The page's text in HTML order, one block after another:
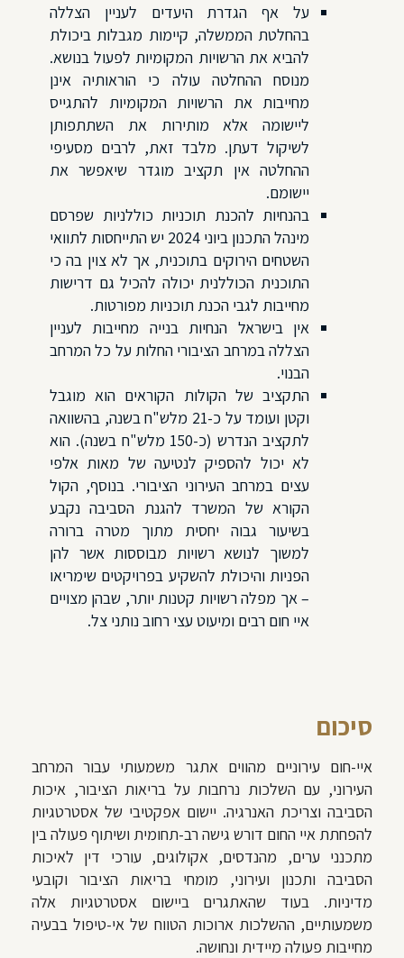
על אף הגדרת היעדים לעניין הצללה
בהחלטת הממשלה, קיימות מגבלות ביכולת
להביא את הרשויות המקומיות לפעול בנושא.
מנוסח ההחלטה עולה כי הוראותיה אינן
מחייבות את הרשויות המקומיות להתגייס
ליישומה אלא מותירות את השתתפותן
לשיקול דעתן. מלבד זאת, לרבים מסעיפי
ההחלטה אין תקציב מוגדר שיאפשר את
יישומם.
בהנחיות להכנת תוכניות כוללניות שפרסם
מינהל התכנון ביוני 2024 יש התייחסות לתוואי
השטחים הירוקים בתוכנית, אך לא צוין בה כי
התוכנית הכוללנית יכולה להכיל גם דרישות
מחייבות לגבי הכנת תוכניות מפורטות.
אין בישראל הנחיות בנייה מחייבות לעניין
הצללה במרחב הציבורי החלות על כל המרחב
הבנוי.
התקציב של הקולות הקוראים הוא מוגבל
וקטן ועומד על כ-21 מלש"ח בשנה, בהשוואה
לתקציב הנדרש (כ-150 מלש"ח בשנה). הוא
לא יכול להספיק לנטיעה של מאות אלפי
עצים במרחב העירוני הציבורי. בנוסף, הקול
הקורא של המשרד להגנת הסביבה נקבע
בשיעור גבוה יחסית מתוך מטרה ברורה
למשוך לנושא רשויות מבוססות אשר להן
הפניות והיכולת להשקיע בפרויקטים שימריאו
– אך מפלה רשויות קטנות יותר, שבהן מצויים
איי חום רבים ומיעוט עצי רחוב נותני צל.
סיכום
איי-חום עירוניים מהווים אתגר משמעותי עבור המרחב
העירוני, עם השלכות נרחבות על בריאות הציבור, איכות
הסביבה וצריכת האנרגיה. יישום אפקטיבי של אסטרטגיות
להפחתת איי החום דורש גישה רב-תחומית ושיתוף פעולה בין
מתכנני ערים, מהנדסים, אקולוגים, עורכי דין לאיכות
הסביבה ותכנון ועירוני, מומחי בריאות הציבור וקובעי
מדיניות. בעוד שהאתגרים ביישום אסטרטגיות אלה
משמעותיים, ההשלכות ארוכות הטווח של אי-טיפול בבעיה
מחייבות פעולה מיידית ונחושה.